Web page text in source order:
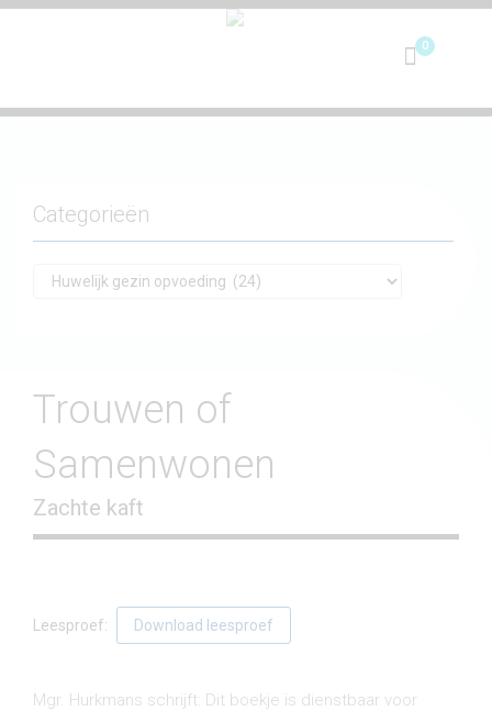
Categorieën
Trouwen of
Samenwonen
Zachte kaft
Leesproef: Download leesproef
Mgr. Hurkmans schrijft: Dit boekje is dienstbaar voor